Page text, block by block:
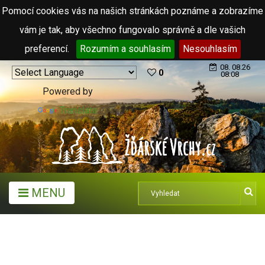
Pomocí cookies vás na našich stránkách poznáme a zobrazíme
vám je tak, aby všechno fungovalo správně a dle vašich
preferencí.
Rozumím a souhlasím Nesouhlasím
Powered by
Translate
0
08. 08.26
08:08
MENU